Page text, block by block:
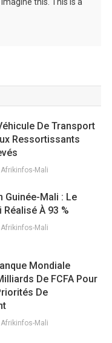
De Transport
Ressortissants
Afrikinfos-Mali
Guinée-Mali : Le
À 93 %
Afrikinfos-Mali
Mondiale
De FCFA Pour
De
Afrikinfos-Mali